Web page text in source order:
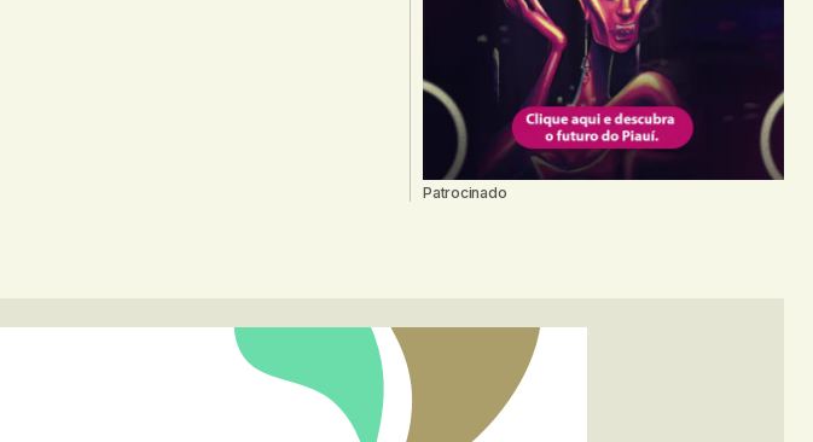
Patrocinado